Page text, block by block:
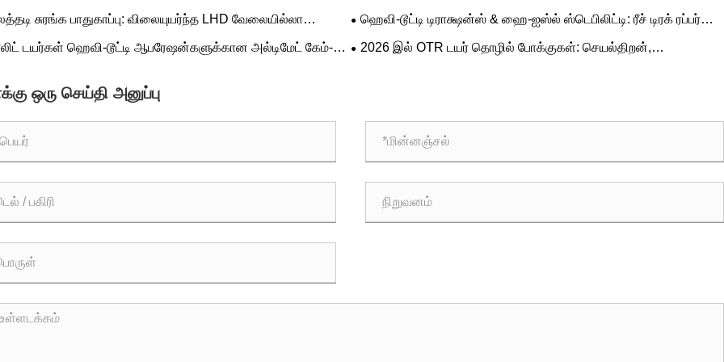
அப்கிரேட் ஆகும்?
ப்யூட்டில் ரப்பருக்கான பிரபலமான அளவுகள் மற்றும் சூழ்நிலை
அடிப்படையிலான பயன்பாடுகள்
சுரங்க பாதுகாப்பு: விலையுயர்ந்த LHD வேலையில்லா
நீக்குவதற்கு L-5S தொடர் டயர்கள் ஏன் முக்கியம்
ஹெவி-டூட்டி டிராக்ஷன்ஸ் & ஹை-ஐஸ்ல் ஸ்டெபிலிட்டி: ரீச் டிரக் ரப்பர்
டயர் டிமாண்ட் டிரெண்டுகள் மற்றும் செயல்பாட்டு வழிகாட்டி
டயர்கள் ஹெவி-டூட்டி ஆபரேஷன்களுக்கான அல்டிமேட் கேம்-
2026 இல் OTR டயர் தொழில் போக்குகள்: செயல்திறன்,
ஒரு செய்தி அனுப்பு